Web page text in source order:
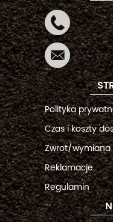
Polityka
Czas i koszty
Zwrot/wymiana
Reklamacje
Regulamin